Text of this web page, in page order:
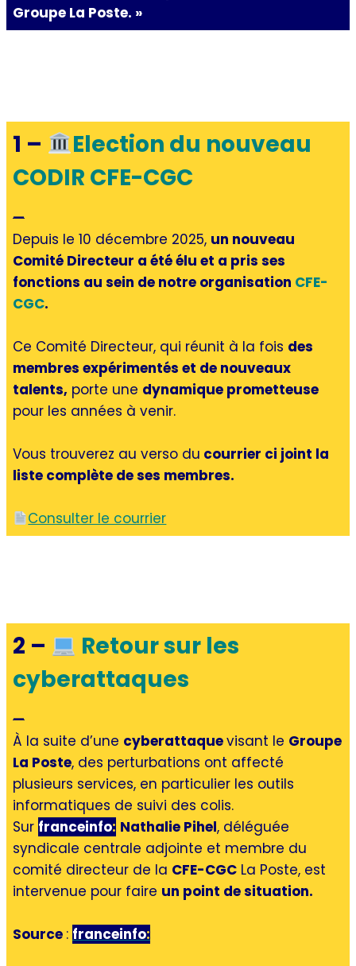
Groupe La Poste. »
1 –
Election du nouveau
CODIR CFE-CGC
—
Depuis le 10 décembre 2025, un nouveau
Comité Directeur a été élu et a pris ses
fonctions au sein de notre organisation CFE-
CGC.
Ce Comité Directeur, qui réunit à la fois des
membres expérimentés et de nouveaux
talents, porte une dynamique prometteuse
pour les années à venir.
Vous trouverez au verso du courrier ci joint la
liste complète de ses membres.
Consulter le courrier
2 –
Retour sur les
cyberattaques
—
À la suite d’une cyberattaquevisant le Groupe
La Poste, des perturbations ont affecté
plusieurs services, en particulier les outils
informatiques de suivi des colis.
Sur franceinfo: Nathalie Pihel, déléguée
syndicale centrale adjointe et membre du
comité directeur de la CFE-CGC La Poste, est
intervenue pour faire un point de situation.
Source : franceinfo: